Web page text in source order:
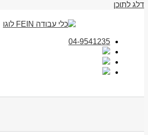
דלג לתוכן
04-9541235